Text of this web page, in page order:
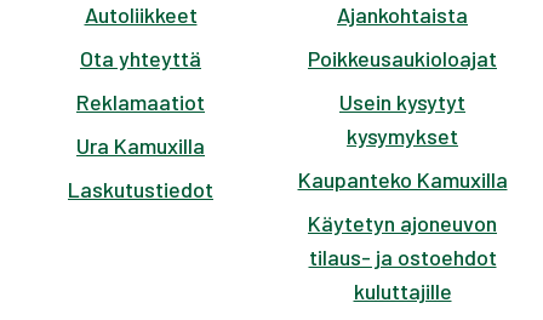
Autoliikkeet
Ota yhteyttä
Reklamaatiot
Ura Kamuxilla
Laskutustiedot
Ajankohtaista
Poikkeusaukioloajat
Usein kysytyt
kysymykset
Kaupanteko Kamuxilla
Käytetyn ajoneuvon
tilaus- ja ostoehdot
kuluttajille